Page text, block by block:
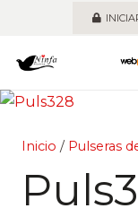
Inicio / Pulseras